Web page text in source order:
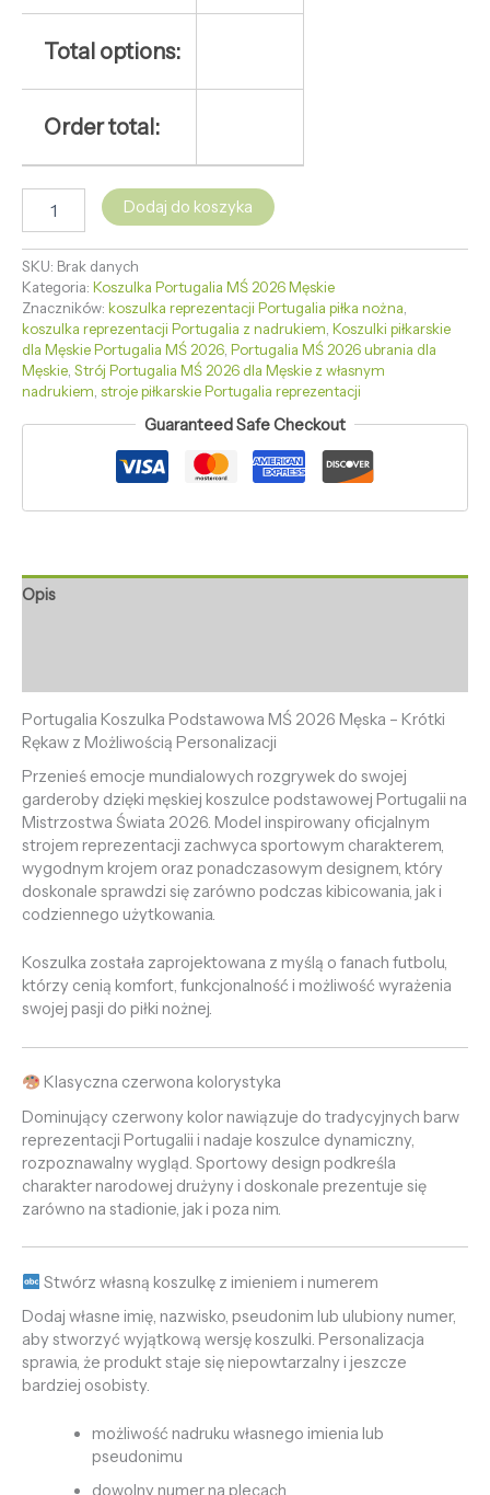
Total options:
Order total:
Dodaj do koszyka
SKU: Brak danych
Kategoria: Koszulka Portugalia MŚ 2026 Męskie
Znaczników: koszulka reprezentacji Portugalia piłka nożna,
koszulka reprezentacji Portugalia z nadrukiem, Koszulki piłkarskie
dla Męskie Portugalia MŚ 2026, Portugalia MŚ 2026 ubrania dla
Męskie, Strój Portugalia MŚ 2026 dla Męskie z własnym
nadrukiem, stroje piłkarskie Portugalia reprezentacji
Guaranteed Safe Checkout
Opis
Portugalia Koszulka Podstawowa MŚ 2026 Męska – Krótki
Rękaw z Możliwością Personalizacji
Przenieś emocje mundialowych rozgrywek do swojej
garderoby dzięki męskiej koszulce podstawowej Portugalii na
Mistrzostwa Świata 2026. Model inspirowany oficjalnym
strojem reprezentacji zachwyca sportowym charakterem,
wygodnym krojem oraz ponadczasowym designem, który
doskonale sprawdzi się zarówno podczas kibicowania, jak i
codziennego użytkowania.
Koszulka została zaprojektowana z myślą o fanach futbolu,
którzy cenią komfort, funkcjonalność i możliwość wyrażenia
swojej pasji do piłki nożnej.
Klasyczna czerwona kolorystyka
Dominujący czerwony kolor nawiązuje do tradycyjnych barw
reprezentacji Portugalii i nadaje koszulce dynamiczny,
rozpoznawalny wygląd. Sportowy design podkreśla
charakter narodowej drużyny i doskonale prezentuje się
zarówno na stadionie, jak i poza nim.
Stwórz własną koszulkę z imieniem i numerem
Dodaj własne imię, nazwisko, pseudonim lub ulubiony numer,
aby stworzyć wyjątkową wersję koszulki. Personalizacja
sprawia, że produkt staje się niepowtarzalny i jeszcze
bardziej osobisty.
możliwość nadruku własnego imienia lub
pseudonimu